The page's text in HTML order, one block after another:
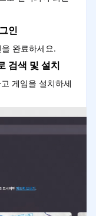
인
완료하세요.
검색 및 설치
게임을 설치하세